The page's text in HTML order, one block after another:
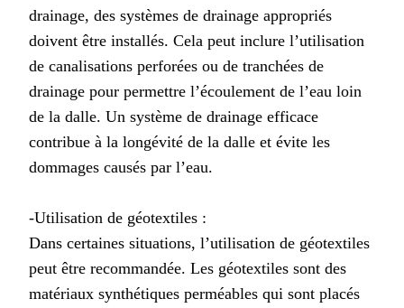
drainage, des systèmes de drainage appropriés
doivent être installés. Cela peut inclure l’utilisation
de canalisations perforées ou de tranchées de
drainage pour permettre l’écoulement de l’eau loin
de la dalle. Un système de drainage efficace
contribue à la longévité de la dalle et évite les
dommages causés par l’eau.
-Utilisation de géotextiles :
Dans certaines situations, l’utilisation de géotextiles
peut être recommandée. Les géotextiles sont des
matériaux synthétiques perméables qui sont placés